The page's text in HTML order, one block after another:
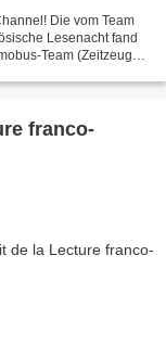
Die vom Team
Lesenacht fand
Team (Zeitzeugen
franco-